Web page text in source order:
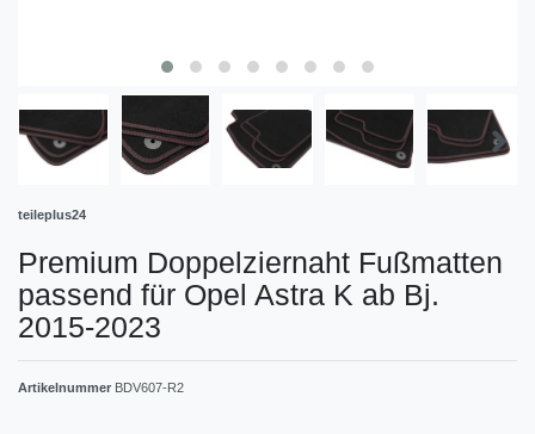
teileplus24
Premium Doppelziernaht Fußmatten
passend für Opel Astra K ab Bj.
2015-2023
Artikelnummer BDV607-R2